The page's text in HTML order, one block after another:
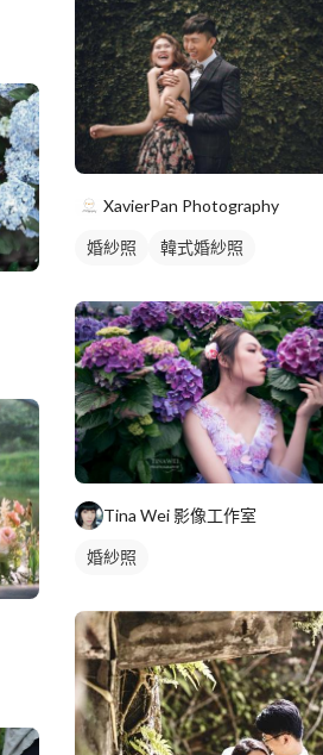
XavierPan Photography
婚紗照 韓式婚紗照
Tina Wei 影像工作室
婚紗照